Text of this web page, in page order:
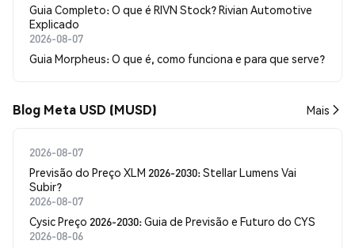
Guia Completo: O que é RIVN Stock? Rivian Automotive
Explicado
2026-08-07
Guia Morpheus: O que é, como funciona e para que serve?
Blog Meta USD (MUSD) Mais
2026-08-07
Previsão do Preço XLM 2026-2030: Stellar Lumens Vai
Subir?
2026-08-07
Cysic Preço 2026-2030: Guia de Previsão e Futuro do CYS
2026-08-06